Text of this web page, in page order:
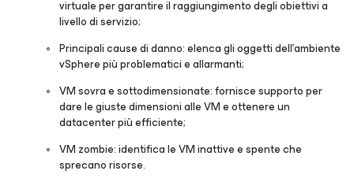
virtuale per garantire il raggiungimento degli obiettivi a
livello di servizio;
Principali cause di danno: elenca gli oggetti dell’ambiente
vSphere più problematici e allarmanti;
VM sovra e sottodimensionate: fornisce supporto per
dare le giuste dimensioni alle VM e ottenere un
datacenter più efficiente;
VM zombie: identifica le VM inattive e spente che
sprecano risorse.